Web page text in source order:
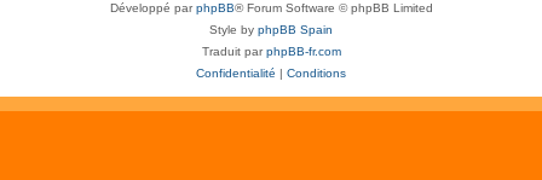
Développé parphpBB® Forum Software © phpBB Limited
Style by phpBB Spain
Traduit parphpBB-fr.com
Confidentialité
Conditions